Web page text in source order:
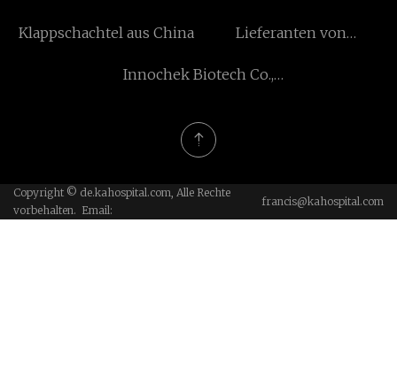
Klappschachtel aus China
Lieferanten von
Innochek Biotech Co.,
Copyright © de.kahospital.com, Alle Rechte
vorbehalten. Email:
francis@kahospital.com